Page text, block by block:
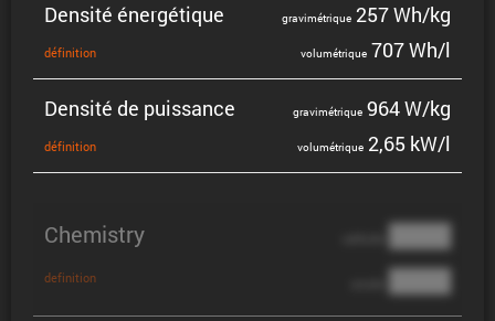
Densité énergé­tique
défini­tion
gravi­mé­trique 257 Wh/kg
volumé­trique 707 Wh/l
Densité de puissance
défini­tion
gravi­mé­trique 964 W/kg
volumé­trique 2,65 kW/l
Chemistry
definition
████
████